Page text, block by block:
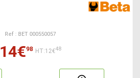
Ref : BET 000550057
14€98 HT:12€48